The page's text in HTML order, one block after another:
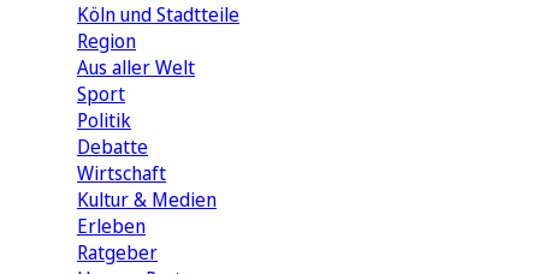
Köln und Stadtteile
Region
Aus aller Welt
Sport
Politik
Debatte
Wirtschaft
Kultur & Medien
Erleben
Ratgeber